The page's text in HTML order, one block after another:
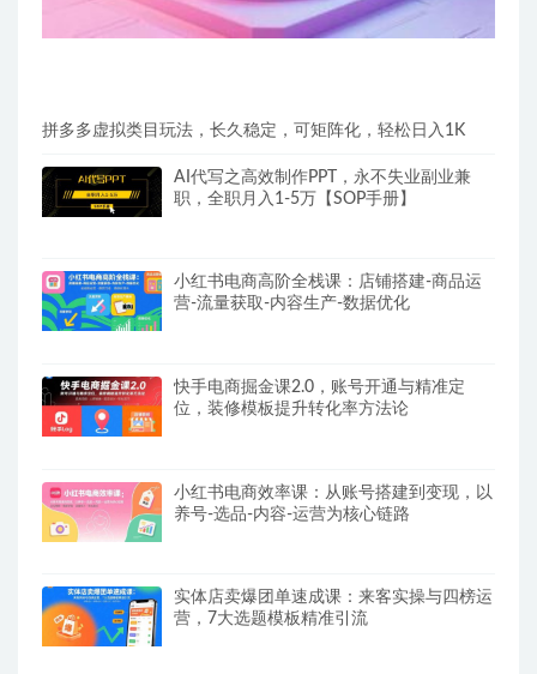
拼多多虚拟类目玩法，长久稳定，可矩阵化，轻松日入1K
AI代写之高效制作PPT，永不失业副业兼
职，全职月入1-5万【SOP手册】
小红书电商高阶全栈课：店铺搭建-商品运
营-流量获取-内容生产-数据优化
快手电商掘金课2.0，账号开通与精准定
位，装修模板提升转化率方法论
小红书电商效率课：从账号搭建到变现，以
养号-选品-内容-运营为核心链路
实体店卖爆团单速成课：来客实操与四榜运
营，7大选题模板精准引流